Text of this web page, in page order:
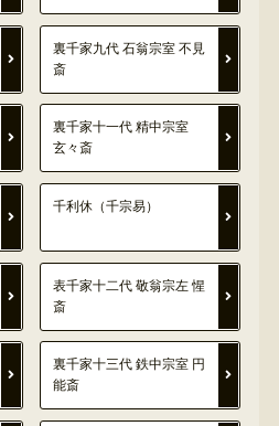
裏千家九代 石翁宗室 不見
斎
裏千家十一代 精中宗室
玄々斎
千利休（千宗易）
表千家十二代 敬翁宗左 惺
斎
裏千家十三代 鉄中宗室 円
能斎